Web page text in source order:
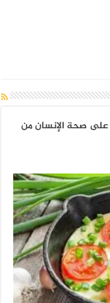
أخطر على صحة الإنسان من